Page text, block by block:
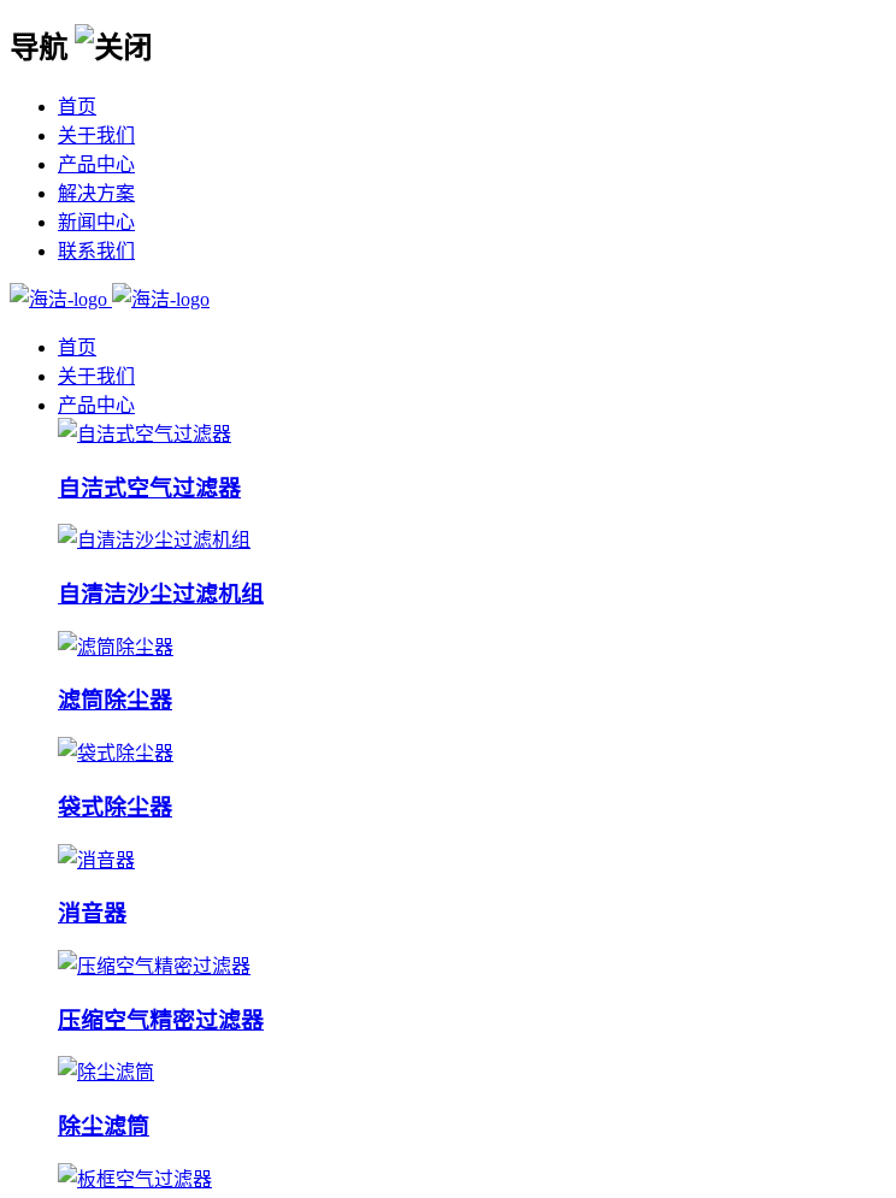
导航
首页
关于我们
产品中心
解决方案
新闻中心
联系我们
首页
关于我们
产品中心
自洁式空气过滤器
自清洁沙尘过滤机组
滤筒除尘器
袋式除尘器
消音器
压缩空气精密过滤器
除尘滤筒